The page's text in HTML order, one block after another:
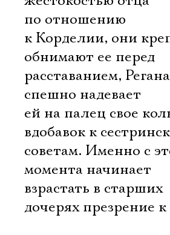
по отношению
к Корделии, они
обнимают ее перед
расставанием,
спешно надевает
ей на палец свое
вдобавок к
советам. Именно с
момента начинает
взрастать в старших
дочерях презрение к